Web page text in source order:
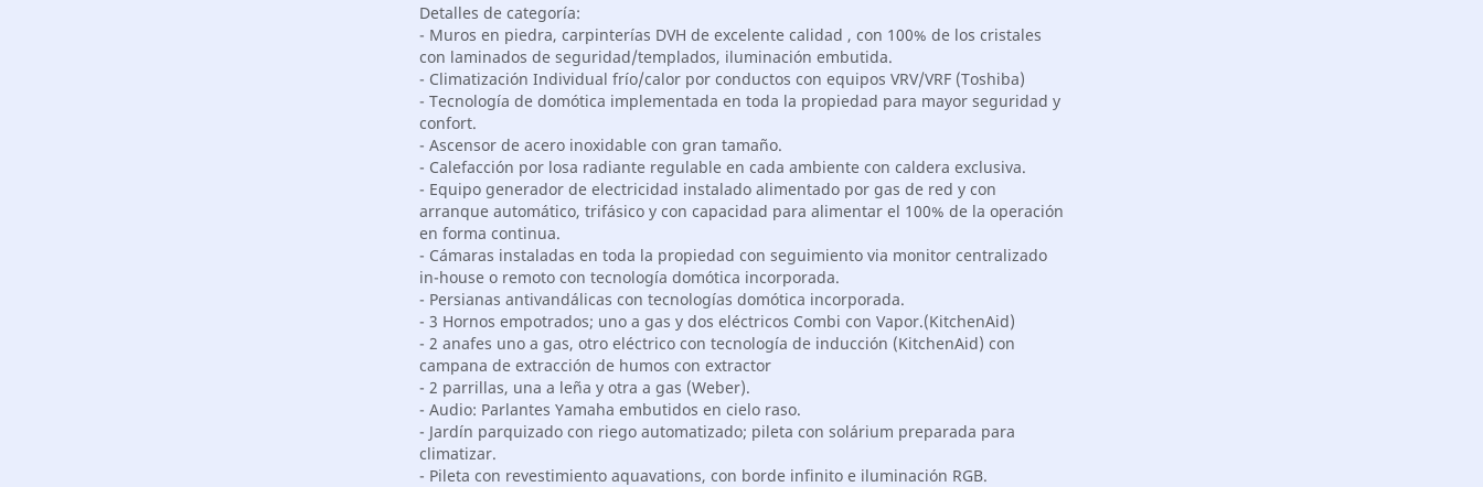
Detalles de categoría:
- Muros en piedra, carpinterías DVH de excelente calidad , con 100% de los cristales
con laminados de seguridad/templados, iluminación embutida.
- Climatización Individual frío/calor por conductos con equipos VRV/VRF (Toshiba)
- Tecnología de domótica implementada en toda la propiedad para mayor seguridad y
confort.
- Ascensor de acero inoxidable con gran tamaño.
- Calefacción por losa radiante regulable en cada ambiente con caldera exclusiva.
- Equipo generador de electricidad instalado alimentado por gas de red y con
arranque automático, trifásico y con capacidad para alimentar el 100% de la operación
en forma continua.
- Cámaras instaladas en toda la propiedad con seguimiento via monitor centralizado
in-house o remoto con tecnología domótica incorporada.
- Persianas antivandálicas con tecnologías domótica incorporada.
- 3 Hornos empotrados; uno a gas y dos eléctricos Combi con Vapor.(KitchenAid)
- 2 anafes uno a gas, otro eléctrico con tecnología de inducción (KitchenAid) con
campana de extracción de humos con extractor
- 2 parrillas, una a leña y otra a gas (Weber).
- Audio: Parlantes Yamaha embutidos en cielo raso.
- Jardín parquizado con riego automatizado; pileta con solárium preparada para
climatizar.
- Pileta con revestimiento aquavations, con borde infinito e iluminación RGB.